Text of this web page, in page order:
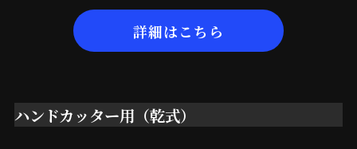
詳細はこちら
ハンドカッター用（乾式）